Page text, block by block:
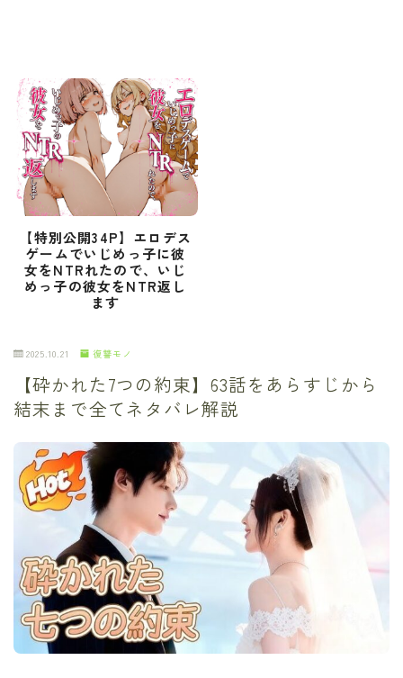
【特別公開34P】エロデス
ゲームでいじめっ子に彼
女をNTRれたので、いじ
めっ子の彼女をNTR返し
ます
2025.10.21 復讐モノ
【砕かれた7つの約束】63話をあらすじから
結末まで全てネタバレ解説